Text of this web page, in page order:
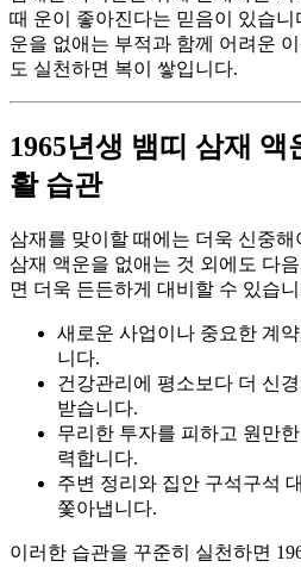
때 운이 좋아진다는 믿음이 있습니
운을 없애는 부적과 함께 어려운
도 실천하면 복이 쌓입니다.
1965년생 뱀띠 삼재 액
활 습관
삼재를 맞이할 때에는 더욱 신중해
삼재 액운을 없애는 것 외에도 다
면 더욱 든든하게 대비할 수 있습
새로운 사업이나 중요한 계
니다.
건강관리에 평소보다 더 신
받습니다.
무리한 투자를 피하고 원만
력합니다.
주변 정리와 집안 구석구석
쫓아냅니다.
이러한 습관을 꾸준히 실천하면